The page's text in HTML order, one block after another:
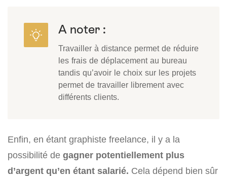
A noter :
Travailler à distance permet de réduire
les frais de déplacement au bureau
tandis qu’avoir le choix sur les projets
permet de travailler librement avec
différents clients.
Enfin, en étant graphiste freelance, il y a la
possibilité de gagner potentiellement plus
d’argent qu’en étant salarié. Cela dépend bien sûr